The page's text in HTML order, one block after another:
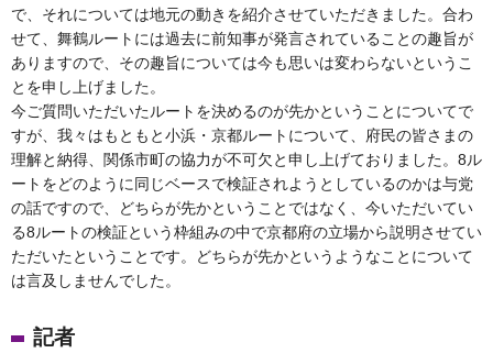
で、それについては地元の動きを紹介させていただきました。合わ
せて、舞鶴ルートには過去に前知事が発言されていることの趣旨が
ありますので、その趣旨については今も思いは変わらないというこ
とを申し上げました。
今ご質問いただいたルートを決めるのが先かということについてで
すが、我々はもともと小浜・京都ルートについて、府民の皆さまの
理解と納得、関係市町の協力が不可欠と申し上げておりました。8ル
ートをどのように同じベースで検証されようとしているのかは与党
の話ですので、どちらが先かということではなく、今いただいてい
る8ルートの検証という枠組みの中で京都府の立場から説明させてい
ただいたということです。どちらが先かというようなことについて
は言及しませんでした。
記者